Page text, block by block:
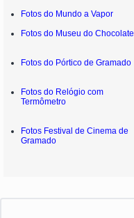
Fotos do Mundo a Vapor
Fotos do Museu do Chocolate
Fotos do Pórtico de Gramado
Fotos do Relógio com
Termômetro
Fotos Festival de Cinema de
Gramado